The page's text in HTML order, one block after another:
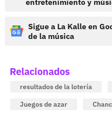
Sigue a La Kalle en
de la música
Relacionados
resultados de la lotería
Juegos de azar